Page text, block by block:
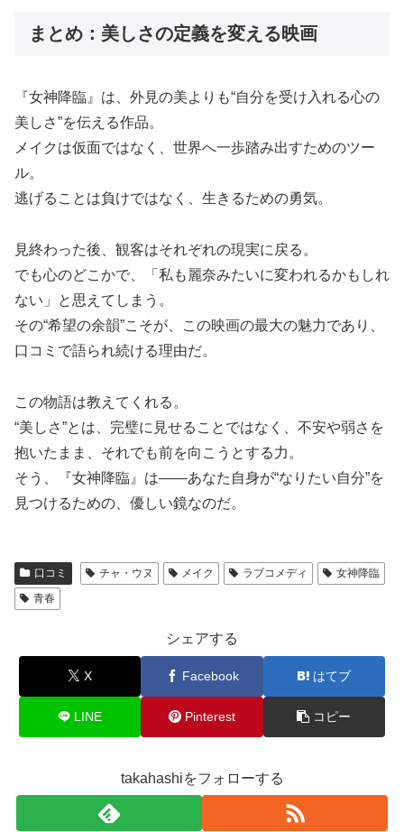
まとめ：美しさの定義を変える映画
『女神降臨』は、外見の美よりも“自分を受け入れる心の
美しさ”を伝える作品。
メイクは仮面ではなく、世界へ一歩踏み出すためのツー
ル。
逃げることは負けではなく、生きるための勇気。
見終わった後、観客はそれぞれの現実に戻る。
でも心のどこかで、「私も麗奈みたいに変われるかもしれ
ない」と思えてしまう。
その“希望の余韻”こそが、この映画の最大の魅力であり、
口コミで語られ続ける理由だ。
この物語は教えてくれる。
“美しさ”とは、完璧に見せることではなく、不安や弱さを
抱いたまま、それでも前を向こうとする力。
そう、『女神降臨』は――あなた自身が“なりたい自分”を
見つけるための、優しい鏡なのだ。
口コミ チャ・ウヌ メイク ラブコメディ
女神降臨
青春
シェアする
X Facebook はてブ
LINE Pinterest コピー
takahashiをフォローする